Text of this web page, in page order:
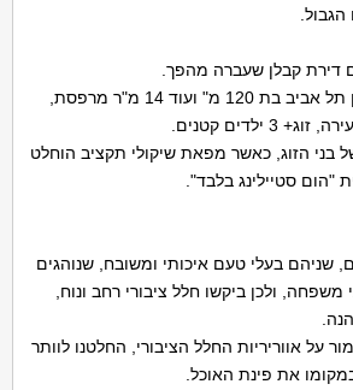
דירת קבלן שעברה מהפך.
הדירה, ממוקמת בצפון תל אביב בת 120 מ" ועוד 14 מ"ר מרפסת,
ילדים קטנים.
בני הזוג, כאשר מפאת שיקולי תקציב הוחלט
סטיילינג בלבד".
שניהם בעלי טעם איכותי ומשובח, שנוהגים
ולכן ביקשו חלל ציבורי רחב ונוח,
על אווריריות החלל הציבורי, החלטנו לוותר
את פינת האוכל.